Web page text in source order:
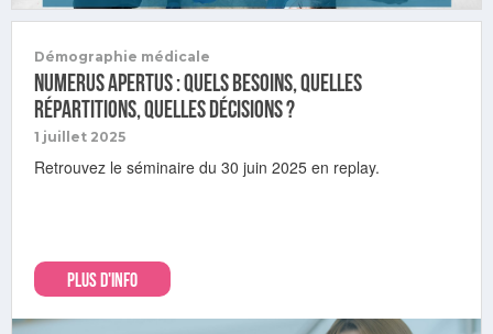
Démographie médicale
Numerus Apertus : quels besoins, quelles
répartitions, quelles décisions ?
1 juillet 2025
Retrouvez le séminaire du 30 juin 2025 en replay.
PLUS D'INFO